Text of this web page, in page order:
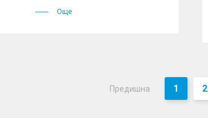
Още
Предишна 1 2